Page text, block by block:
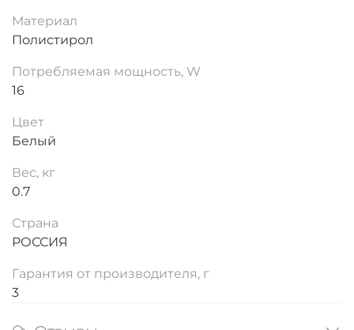
Материал
Полистирол
Потребляемая мощность, W
16
Цвет
Белый
Вес, кг
0.7
Страна
РОССИЯ
Гарантия от производителя, г
3